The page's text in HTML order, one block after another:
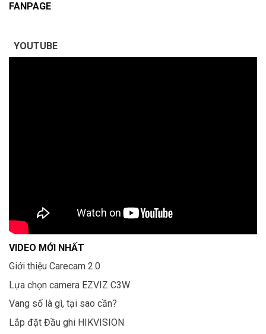
FANPAGE
YOUTUBE
VIDEO MỚI NHẤT
Giới thiệu Carecam 2.0
Lựa chọn camera EZVIZ C3W
Vang số là gì, tại sao cần?
Lắp đặt Đầu ghi HIKVISION